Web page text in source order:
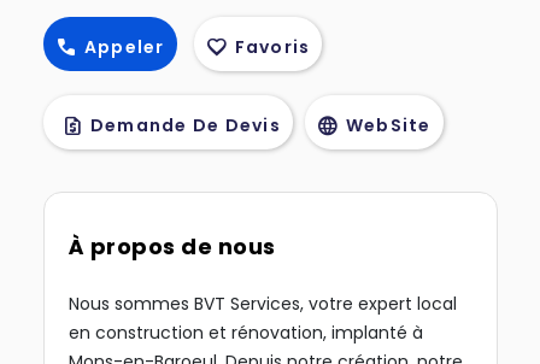
call Appeler favorite Favoris
request_quote Demande De Devis language WebSite
À propos de nous
Nous sommes BVT Services, votre expert local
en construction et rénovation, implanté à